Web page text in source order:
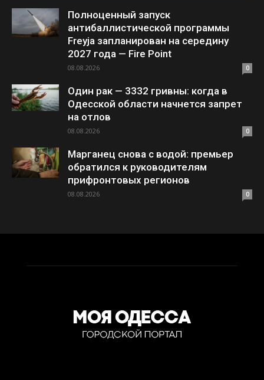
Полноценный запуск
антибаллистической программы
Freyja запланирован на середину
2027 года — Fire Point
08.08.2026 0
Один рак — 3332 гривны: когда в
Одесской области начнется запрет
на отлов
08.08.2026 0
Марганец снова с водой: премьер
обратился к руководителям
прифронтовых регионов
08.08.2026 0